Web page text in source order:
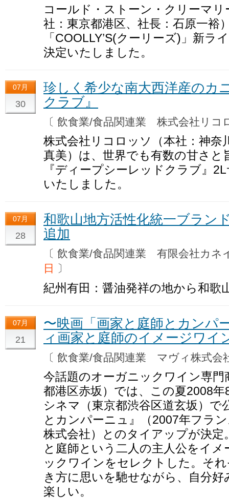
コールド・ストーン・クリーマ
社：東京都港区、社長：石原一裕
「COOLLY’S(クーリーズ)」新
決定いたしました。
07月
30
珍しく希少な南大西洋産のカ
クラブ』
〔 飲食業/食品関連業 株式会社リ
株式会社リコロッソ（本社：神
真美）は、世界でも有数の甘さと
『ディープシーレッドクラブ』
いたしました。
07月
28
和歌山地方活性化統一ブラン
追加
〔 飲食業/食品関連業 有限会社カ
日
〕
紀州有田：醤油発祥の地から和歌
07月
21
〜映画「画家と庭師とカンパ
ィ画家と庭師のイメージワイ
〔 飲食業/食品関連業 マヴィ株式
今話題のオーガニックワイン専門
都港区赤坂）では、この夏2008
シネマ（東京都渋谷区道玄坂）で
とカンパーニュ』（2007年フラ
株式会社）とのタイアップが決定
と庭師という二人の主人公をイ
ックワインをセレクトした。そ
き方に思いを馳せながら、自分
楽しい。